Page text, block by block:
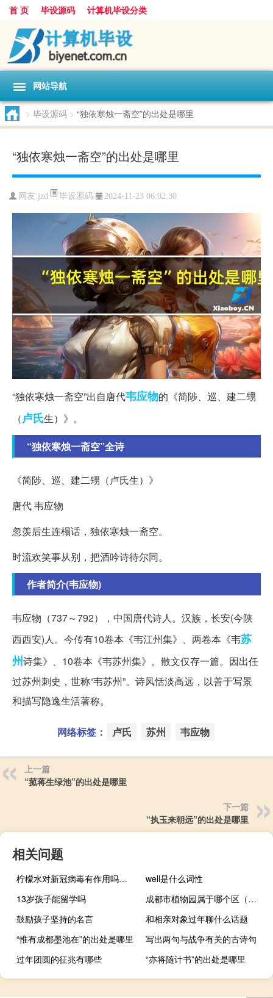
首 页 毕设源码 计算机毕设分类
网站导航
> 毕设源码 > “独依寒烛一斋空”的出处是哪里
“独依寒烛一斋空”的出处是哪里
网友:jzd 毕设源码 2024-11-23 06:02:30
“独依寒烛一斋空”出自唐代韦应物的《简陟、巡、建二甥
（卢氏生）》。
“独依寒烛一斋空”全诗
《简陟、巡、建二甥（卢氏生）》
唐代 韦应物
忽羡后生连榻话，独依寒烛一斋空。
时流欢笑事从别，把酒吟诗待尔同。
作者简介(韦应物)
韦应物（737～792），中国唐代诗人。汉族，长安(今陕
西西安)人。今传有10卷本《韦江州集》、两卷本《韦苏
州诗集》、10卷本《韦苏州集》。散文仅存一篇。因出任
过苏州刺史，世称“韦苏州”。诗风恬淡高远，以善于写景
和描写隐逸生活著称。
网络标签： 卢氏 苏州 韦应物
上一篇
“菰蒋生绿池”的出处是哪里
下一篇
“执玉来朝远”的出处是哪里
相关问题
柠檬水对新冠病毒有作用吗（nm）
well是什么词性
13岁孩子能留学吗
成都市植物园属于哪个区（成都市植物园）
鼓励孩子坚持的名言
和相亲对象过年聊什么话题
“惟有成都墨池在”的出处是哪里
写出两句与战争有关的古诗句
过年团圆的征兆有哪些
“亦将随计书”的出处是哪里